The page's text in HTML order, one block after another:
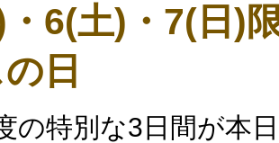
6(土)・7(日)
日
の特別な3日間が本